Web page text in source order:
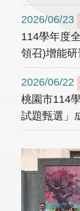
2026/06/23
114學年度
領召)增能研
2026/06/22
桃園市114
試題甄選」